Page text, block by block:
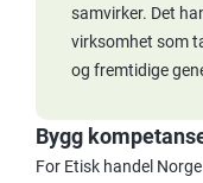
samvirker. Det
virksomhet som
og fremtidige
Bygg
For Etisk handel